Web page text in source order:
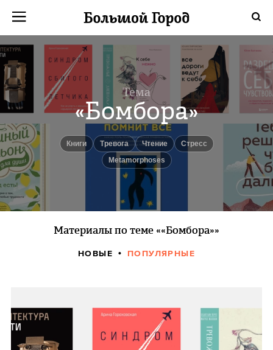
Тема
«Бомбора»
книги Тревога чтение
Стресс
Metamorphoses
Материалы по теме ««Бомбора»»
НОВЫЕ ПОПУЛЯРНЫЕ